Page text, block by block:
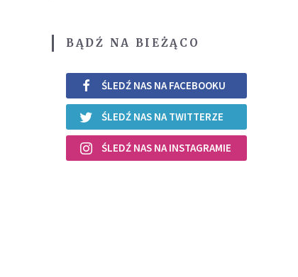
BĄDŹ NA BIEŻĄCO
ŚLEDŹ NAS NA FACEBOOKU
ŚLEDŹ NAS NA TWITTERZE
ŚLEDŹ NAS NA INSTAGRAMIE